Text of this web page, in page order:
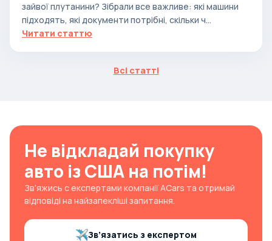
зайвої плутанини? Зібрали все важливе: які машини
підходять, які документи потрібні, скільки ч...
Читати статтю
Всі статті
Не відкладай покупку
авто із США на потім!
Зв’яжись с експертами компанії ACars та отримай
відповіді на найзапекліші запитання.
Зв’язатись з експертом